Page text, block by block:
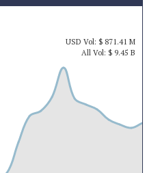
USDVol: $ 871.41 M
All Vol: $ 9.45 B